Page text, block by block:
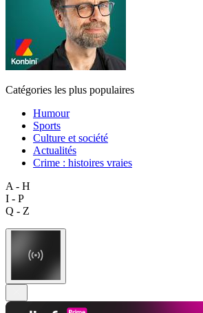
Catégories les plus populaires
Humour
Sports
Culture et société
Actualités
Crime : histoires vraies
A - H
I - P
Q - Z